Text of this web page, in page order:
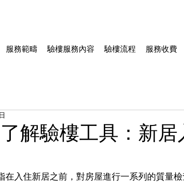
服務範疇 驗樓服務內容 驗樓流程 服務收費
解驗樓工具：新
在入住新居之前，對房屋進行一系列的質量